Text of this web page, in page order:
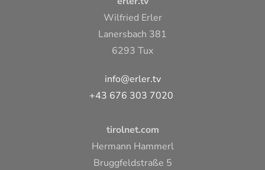
Wilfried Erler
Lanersbach 381
6293 Tux
info@erler.tv
+43 676 303 7020
tirolnet.com
Hermann Hammerl
Bruggfeldstraße 5